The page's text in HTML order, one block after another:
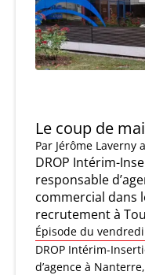
Le coup de
Par Jérôme Laverny
DROP Intérim-
responsable
commercial dans
recrutement à
Épisode du
DROP Intérim-
d’agence à